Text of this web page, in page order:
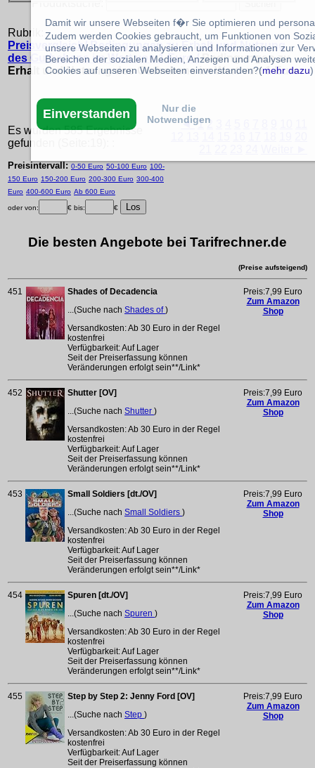
Rubrik:
Preisvergleich/ Bedingungen zu Erhalt und Nutzung
des Guthabens im Wert von 1 Euro / Bedingungen zu
Erhalt und Nutzung des Guthabens im Wert von 1 Euro:
Es wurden 585 Ergebnisse
gefunden (Seite:19): :
◄ 1 2
Preisintervall:0-50 Euro 50-100 Euro 100-
150 Euro 150-200 Euro 200-300 Euro 300-400
Euro 400-600 Euro Ab 600 Euro
oder von: € bis: €
Die besten Angebote bei Tarifrechner.de
(Preise aufsteigend)
451
Shades of Decadencia
...(Suche nach Shades of)
Versandkosten: Ab 30 Euro in der Regel
kostenfrei
Verfügbarkeit: Auf Lager
Seit der Preiserfassung können
Veränderungen erfolgt sein**/Link*
Preis:7,99 Euro
Zum Amazon
Shop
452
Shutter [OV]
...(Suche nach Shutter )
Versandkosten: Ab 30 Euro in der Regel
kostenfrei
Verfügbarkeit: Auf Lager
Seit der Preiserfassung können
Veränderungen erfolgt sein**/Link*
Preis:7,99 Euro
Zum Amazon
Shop
453
Small Soldiers [dt./OV]
...(Suche nach Small Soldiers )
Versandkosten: Ab 30 Euro in der Regel
kostenfrei
Verfügbarkeit: Auf Lager
Seit der Preiserfassung können
Veränderungen erfolgt sein**/Link*
Preis:7,99 Euro
Zum Amazon
Shop
454
Spuren [dt./OV]
...(Suche nach Spuren )
Versandkosten: Ab 30 Euro in der Regel
kostenfrei
Verfügbarkeit: Auf Lager
Seit der Preiserfassung können
Veränderungen erfolgt sein**/Link*
Preis:7,99 Euro
Zum Amazon
Shop
455
Step by Step 2: Jenny Ford [OV]
...(Suche nach Step )
Versandkosten: Ab 30 Euro in der Regel
kostenfrei
Verfügbarkeit: Auf Lager
Seit der Preiserfassung können
Preis:7,99 Euro
Zum Amazon
Shop
Damit wir unsere Webseiten f�r Sie optimieren und
Zudem werden Cookies gebraucht, um Funktionen von
unsere Webseiten zu analysieren und Informationen zur
Bereichen der sozialen Medien, Anzeigen und Analysen
Cookies auf unseren Webseiten einverstanden?(mehr dazu)
Einverstanden
Nur die
Notwendigen